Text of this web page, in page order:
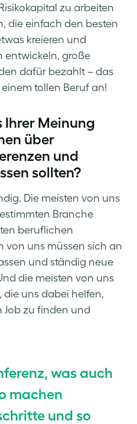
zu arbeiten
die einfach den besten
kreieren und
entwickeln, große
dafür bezahlt – das
tollen Beruf an!
Ihrer Meinung
über
und
sollten?
Die meisten von uns
Branche
beruflichen
von uns müssen sich an
und ständig neue
die meisten von uns
die uns dabei helfen,
Job zu finden und
was auch
machen
und so